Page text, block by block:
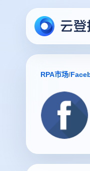
RPA市场/